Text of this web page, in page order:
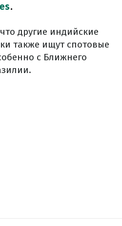
.
другие индийские
также ищут спотовые
с Ближнего